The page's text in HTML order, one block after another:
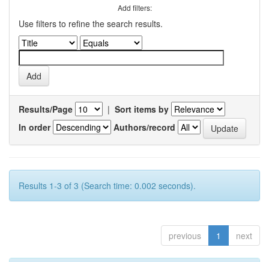
Add filters:
Use filters to refine the search results.
Results/Page | Sort items by
In order
Authors/record
Results 1-3 of 3 (Search time: 0.002 seconds).
previous 1 next